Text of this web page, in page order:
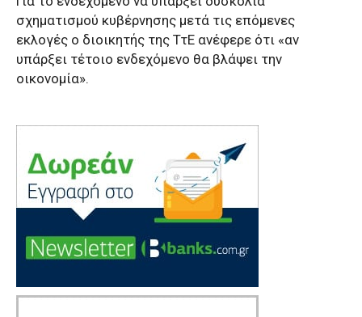
σχηματισμού κυβέρνησης μετά τις επόμενες
εκλογές ο διοικητής της ΤτΕ ανέφερε ότι «αν
υπάρξει τέτοιο ενδεχόμενο θα βλάψει την
οικονομία».